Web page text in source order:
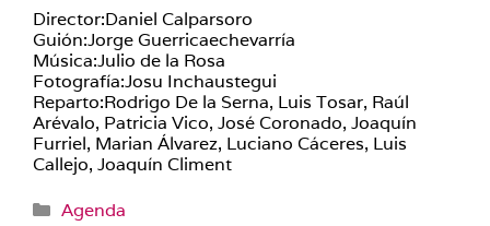
Director:Daniel Calparsoro
Guión:Jorge Guerricaechevarría
Música:Julio de la Rosa
Fotografía:Josu Inchaustegui
Reparto:Rodrigo De la Serna, Luis Tosar, Raúl
Arévalo, Patricia Vico, José Coronado, Joaquín
Furriel, Marian Álvarez, Luciano Cáceres, Luis
Callejo, Joaquín Climent
Categorías
Agenda